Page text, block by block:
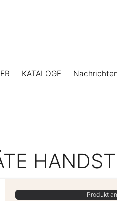
KATALOGE Nachrichten
Produkt